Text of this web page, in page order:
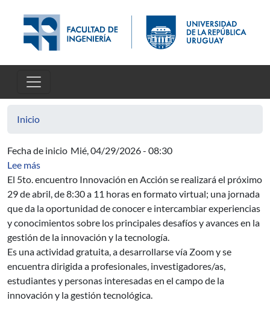
Inicio
Fecha de inicio Mié, 04/29/2026 - 08:30
Lee mássobre Innovación en Acción 2026
El 5to. encuentro Innovación en Acción se realizará el próximo
29 de abril, de 8:30 a 11 horas en formato virtual; una jornada
que da la oportunidad de conocer e intercambiar experiencias
y conocimientos sobre los principales desafíos y avances en la
gestión de la innovación y la tecnología.
Es una actividad gratuita, a desarrollarse vía Zoom y se
encuentra dirigida a profesionales, investigadores/as,
estudiantes y personas interesadas en el campo de la
innovación y la gestión tecnológica.